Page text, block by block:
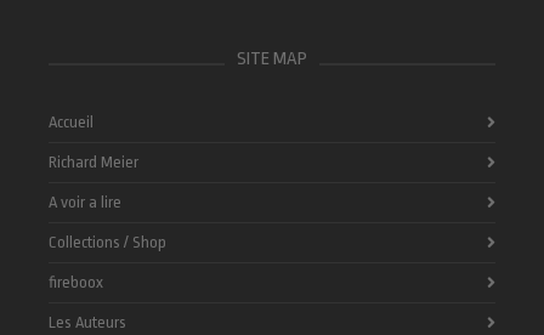
SITE MAP
Accueil
Richard Meier
A voir a lire
Collections / Shop
fireboox
Les Auteurs